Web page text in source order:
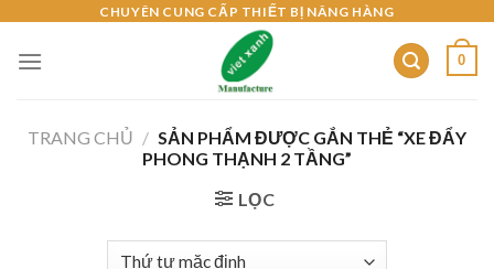
content
CHUYÊN CUNG CẤP THIẾT BỊ NÂNG HÀNG
0
TRANG CHỦ / SẢN PHẨM ĐƯỢC GẮN THẺ “XE ĐẨY
PHONG THẠNH 2 TẦNG”
LỌC